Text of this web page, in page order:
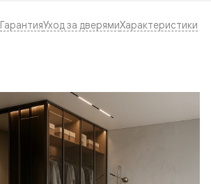
ГарантияУход за дверямиХарактеристики